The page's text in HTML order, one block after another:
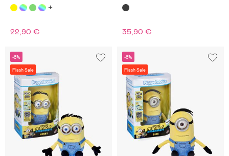
22,90 € 35,90 €
-8%
Flash Sale
-8%
Flash Sale